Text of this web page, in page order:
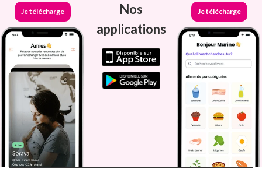
Je télécharge
Nos
applications
Je télécharge